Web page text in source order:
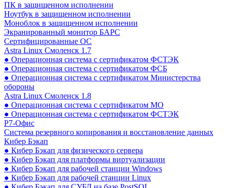
ПК в защищенном исполнении
Ноутбук в защищенном исполнении
Моноблок в защищенном исполнении
Экранированный монитор БАРС
Сертифицированные ОС
Astra Linux Смоленск 1.7
● Операционная система с сертификатом ФСТЭК
● Операционная система с сертификатом ФСБ
● Операционная система с сертификатом Министерства
обороны
Astra Linux Смоленск 1.8
● Операционная система с сертификатом МО
● Операционная система с сертификатом ФСТЭК
Р7-Офис
Система резервного копирования и восстановление данных
Кибер Бэкап
● Кибер Бэкап для физического сервера
● Кибер Бэкап для платформы виртуализации
● Кибер Бэкап для рабочей станции Windows
● Кибер Бэкап для рабочей станции Linux